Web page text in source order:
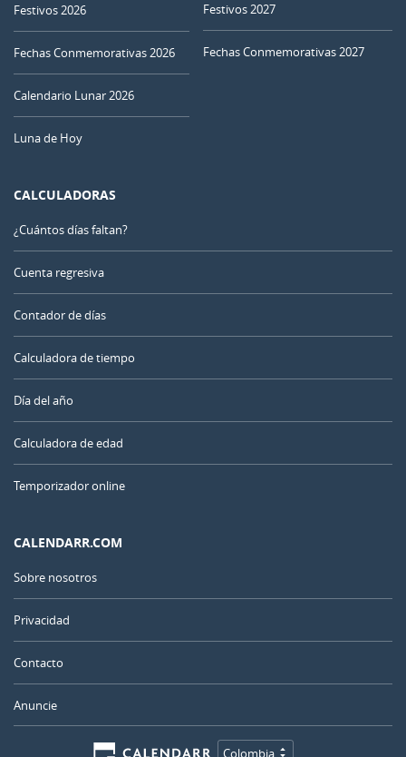
Festivos 2026
Fechas Conmemorativas 2026
Calendario Lunar 2026
Luna de Hoy
Festivos 2027
Fechas Conmemorativas 2027
CALCULADORAS
¿Cuántos días faltan?
Cuenta regresiva
Contador de días
Calculadora de tiempo
Día del año
Calculadora de edad
Temporizador online
CALENDARR.COM
Sobre nosotros
Privacidad
Contacto
Anuncie
Colombia